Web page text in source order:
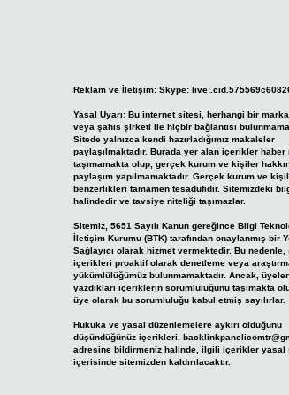
Reklam ve İletişim: Skype:
Yasal Uyarı: Bu internet sitesi, herhangi bir
veya şahıs şirketi ile hiçbir bağlantısı
Sitede yalnızca kendi hazırladığımız makaleler
paylaşılmaktadır. Burada yer alan içerikler haber
taşımamakta olup, gerçek kurum ve kişiler
paylaşım yapılmamaktadır. Gerçek kurum ve
benzerlikleri tamamen tesadüfidir. Sitemizdeki
halindedir ve tavsiye niteliği taşımazlar.
Sitemiz, 5651 Sayılı Kanun gereğince Bilgi
İletişim Kurumu (BTK) tarafından onaylanmış bir
Sağlayıcı olarak hizmet vermektedir. Bu nedenle,
içerikleri proaktif olarak denetleme veya
yükümlülüğümüz bulunmamaktadır. Ancak,
yazdıkları içeriklerin sorumluluğunu taşımakta
üye olarak bu sorumluluğu kabul etmiş sayılırlar.
Hukuka ve yasal düzenlemelere aykırı olduğunu
düşündüğünüz içerikleri,
adresine bildirmeniz halinde, ilgili içerikler yasal
içerisinde sitemizden kaldırılacaktır.